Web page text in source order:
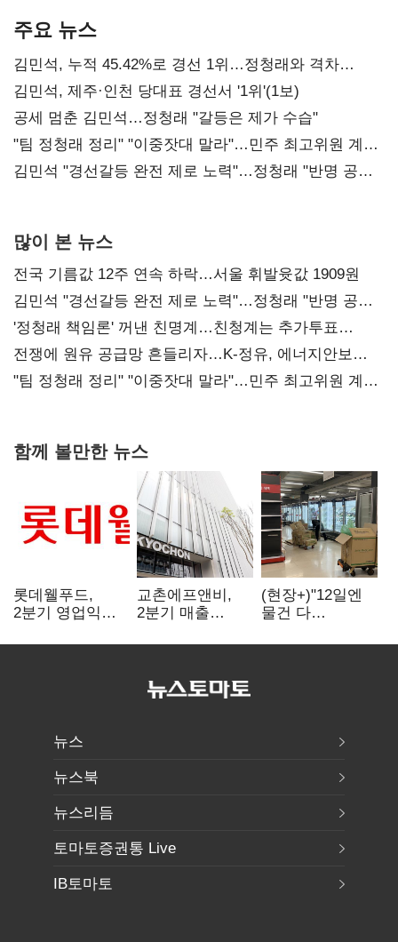
주요 뉴스
김민석, 누적 45.42%로 경선 1위…정청래와 격차
0.86%p(2보)
김민석, 제주·인천 당대표 경선서 '1위'(1보)
공세 멈춘 김민석…정청래 "갈등은 제가 수습"
"팀 정청래 정리" "이중잣대 말라"…민주 최고위원 계파
다툼 격화
김민석 "경선갈등 완전 제로 노력"…정청래 "반명 공세
많이 본 뉴스
전국 기름값 12주 연속 하락…서울 휘발윳값 1909원
김민석 "경선갈등 완전 제로 노력"…정청래 "반명 공세
사과부터"
'정청래 책임론' 꺼낸 친명계…친청계는 추가투표
때리기
전쟁에 원유 공급망 흔들리자…K-정유, 에너지안보
핵심으로 재부상
"팀 정청래 정리" "이중잣대 말라"…민주 최고위원 계파
함께 볼만한 뉴스
롯데웰푸드,
2분기 영업익
사업이 실적 견인
교촌에프앤비,
2분기 매출
전년보다 4.9%↑
(현장+)"12일엔
물건 다
매대 채우며 문
뉴스
뉴스북
뉴스리듬
토마토증권통 Live
IB토마토